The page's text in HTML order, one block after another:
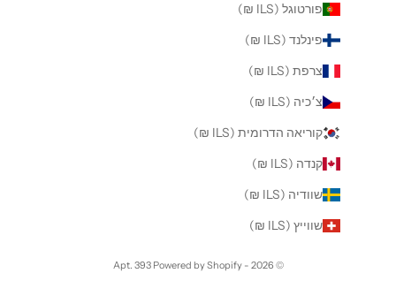
פורטוגל (ILS ₪)
פינלנד (ILS ₪)
צרפת (ILS ₪)
צ׳כיה (ILS ₪)
קוריאה הדרומית (ILS ₪)
קנדה (ILS ₪)
שוודיה (ILS ₪)
שווייץ (ILS ₪)
© 2026 - Apt. 393
Powered by Shopify